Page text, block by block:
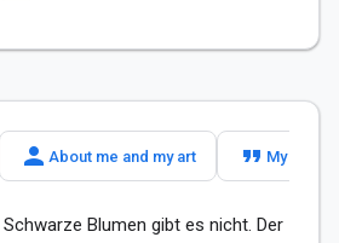
person About me and my art format_quote My slogan
Blumen gibt es nicht. Der